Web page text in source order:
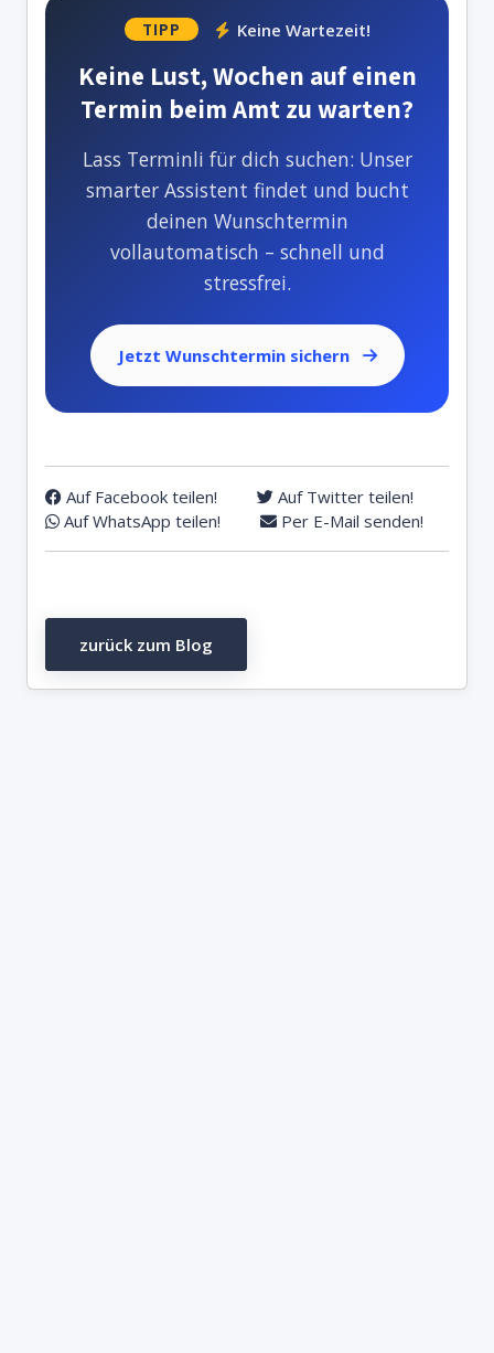
TIPP Keine Wartezeit!
Keine Lust, Wochen auf einen
Termin beim Amt zu warten?
Lass Terminli für dich suchen: Unser
smarter Assistent findet und bucht
deinen Wunschtermin
vollautomatisch – schnell und
stressfrei.
Jetzt Wunschtermin sichern
Auf Facebook teilen!
Auf Twitter teilen!
Auf WhatsApp teilen!
Per E-Mail senden!
zurück zum Blog